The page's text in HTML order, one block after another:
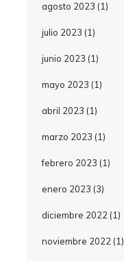
agosto 2023 (1)
julio 2023 (1)
junio 2023 (1)
mayo 2023 (1)
abril 2023 (1)
marzo 2023 (1)
febrero 2023 (1)
enero 2023 (3)
diciembre 2022 (1)
noviembre 2022 (1)